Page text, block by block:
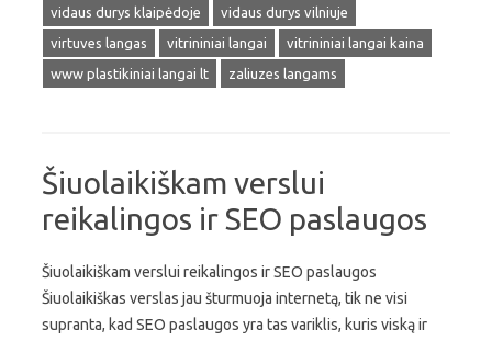
vidaus durys klaipėdoje
vidaus durys vilniuje
virtuves langas
vitrininiai langai
vitrininiai langai kaina
www plastikiniai langai lt
zaliuzes langams
Šiuolaikiškam verslui
reikalingos ir SEO paslaugos
Šiuolaikiškam verslui reikalingos ir SEO paslaugos
Šiuolaikiškas verslas jau šturmuoja internetą, tik ne visi
supranta, kad SEO paslaugos yra tas variklis, kuris viską ir